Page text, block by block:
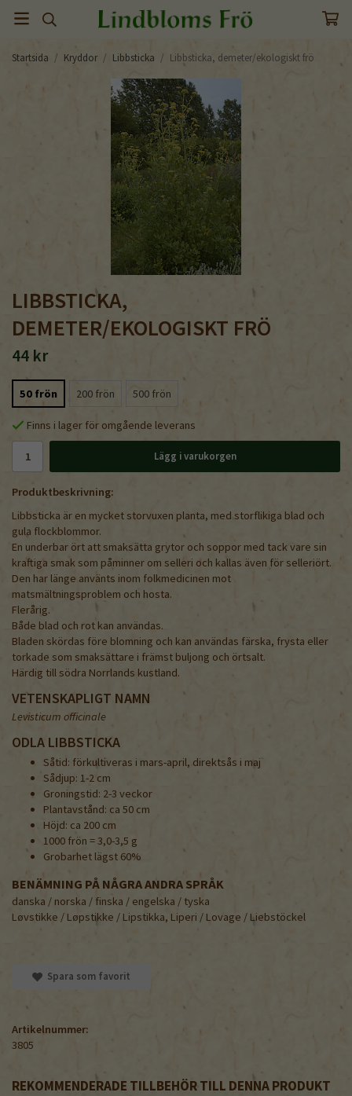
Startsida / Kryddor / Libbsticka / Libbsticka, demeter/ekologiskt frö
LIBBSTICKA,
DEMETER/EKOLOGISKT FRÖ
44 kr
50 frön 200 frön 500 frön
Finns i lager för omgående leverans
Lägg i varukorgen
Produktbeskrivning:
Libbsticka är en mycket storvuxen planta, med storflikiga blad och
gula flockblommor.
En underbar ört att smaksätta grytor och soppor med tack vare sin
kraftiga smak som påminner om selleri och kallas även för selleriört.
Den har länge använts inom folkmedicinen mot
matsmältningsproblem och hosta.
Flerårig.
Både blad och rot kan användas.
Bladen skördas före blomning och kan användas färska, frysta eller
torkade som smaksättare i främst buljong och örtsalt.
Härdig till södra Norrlands kustland.
VETENSKAPLIGT NAMN
Levisticum officinale
ODLA LIBBSTICKA
Såtid: förkultiveras i mars-april, direktsås i maj
Sådjup: 1-2 cm
Groningstid: 2-3 veckor
Plantavstånd: ca 50 cm
Höjd: ca 200 cm
1000 frön = 3,0-3,5 g
Grobarhet lägst 60%
BENÄMNING PÅ NÅGRA ANDRA SPRÅK
danska / norska / finska / engelska / tyska
Løvstikke / Løpstikke / Lipstikka, Liperi / Lovage / Liebstöckel
Spara som favorit
Artikelnummer:
3805
REKOMMENDERADE TILLBEHÖR TILL DENNA PRODUKT